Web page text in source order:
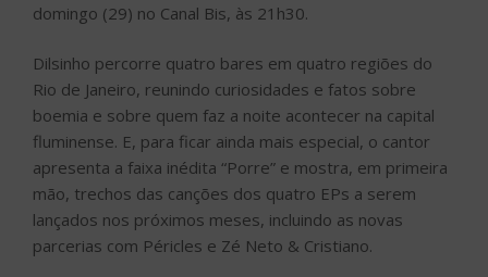
domingo (29) no Canal Bis, às 21h30.
Dilsinho percorre quatro bares em quatro regiões do
Rio de Janeiro, reunindo curiosidades e fatos sobre
boemia e sobre quem faz a noite acontecer na capital
fluminense. E, para ficar ainda mais especial, o cantor
apresenta a faixa inédita “Porre” e mostra, em primeira
mão, trechos das canções dos quatro EPs a serem
lançados nos próximos meses, incluindo as novas
parcerias com Péricles e Zé Neto & Cristiano.